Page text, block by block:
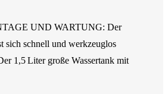
UND WARTUNG: Der
sich schnell und werkzeuglos
1,5 Liter große Wassertank mit